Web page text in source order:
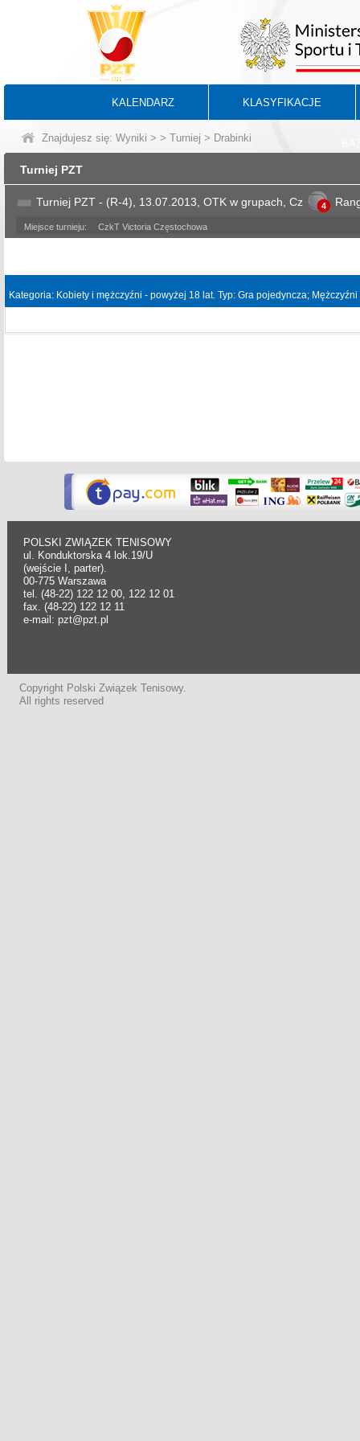
KALENDARZ KLASYFIKACJE
Znajdujesz się: Wyniki > > Turniej > Drabinki
Turniej PZT
Turniej PZT - (R-4), 13.07.2013, OTK w grupach, Cz 4
Miejsce turnieju: CzkT Victoria Częstochowa
Kategoria: Kobiety i mężczyźni - powyżej 18 lat. Typ: Gra pojedyncza; Mężczyźni
POLSKI ZWIĄZEK TENISOWY
ul. Konduktorska 4 lok.19/U
(wejście I, parter).
00-775 Warszawa
tel. (48-22) 122 12 00, 122 12 01
fax. (48-22) 122 12 11
e-mail: pzt@pzt.pl
Copyright Polski Związek Tenisowy.
All rights reserved